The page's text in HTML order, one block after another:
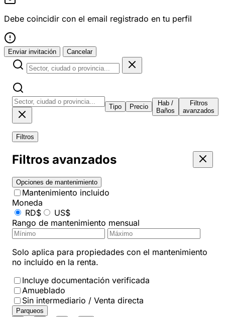
Debe coincidir con el email registrado en tu perfil
Enviar invitación Cancelar
Tipo Precio
Hab /
Baños
Filtros
avanzados
Filtros
Filtros avanzados
Opciones de mantenimiento
Mantenimiento incluido
Moneda
RD$
US$
Rango de mantenimiento mensual
Solo aplica para propiedades con el mantenimiento
no incluido en la renta.
Incluye documentación verificada
Amueblado
Sin intermediario / Venta directa
Parqueos